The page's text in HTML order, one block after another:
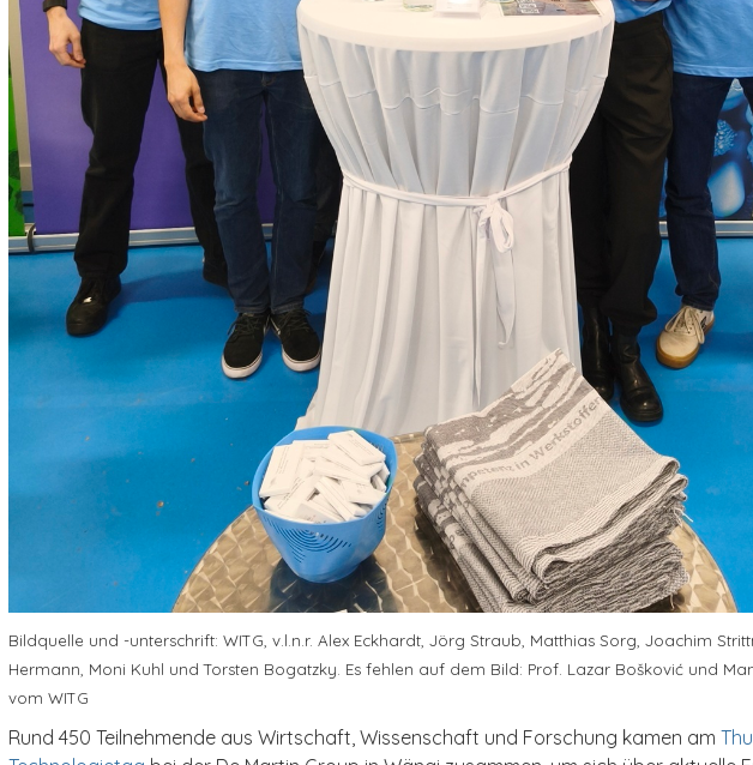
Bildquelle und -unterschrift: WITG, v.l.n.r. Alex Eckhardt, Jörg Straub, Matthias Sorg, Joachim
Hermann, Moni Kuhl und Torsten Bogatzky. Es fehlen auf dem Bild: Prof. Lazar Bošković und
vom WITG
Rund 450 Teilnehmende aus Wirtschaft, Wissenschaft und Forschung kamen am